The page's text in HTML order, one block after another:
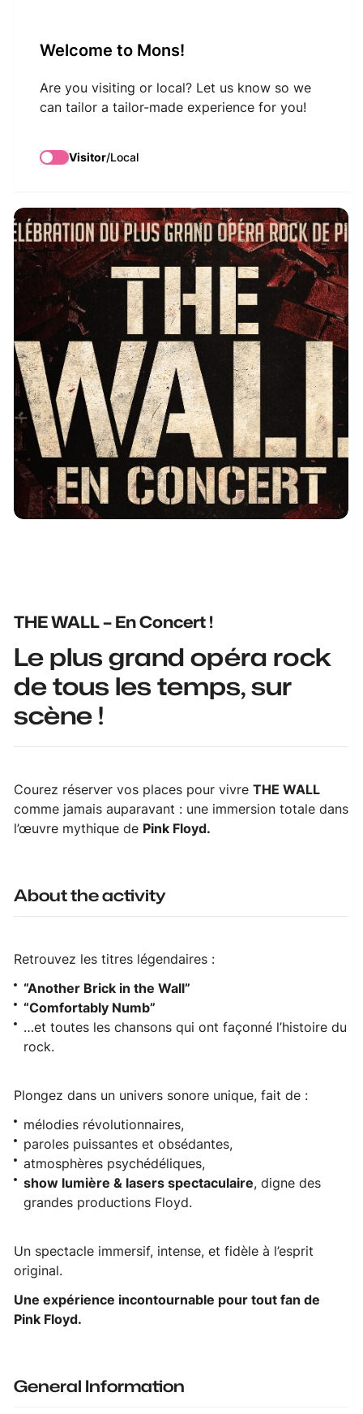
Welcome to Mons!
Are you visiting or local? Let us know so we
can tailor a tailor-made experience for you!
Visitor/Local
The Wall en concert
THE WALL – En Concert !
Le plus grand opéra rock
de tous les temps, sur
scène !
Courez réserver vos places pour vivreTHE WALL
comme jamais auparavant : une immersion totale dans
l’œuvre mythique de Pink Floyd.
About the activity
Retrouvez les titres légendaires :
“Another Brick in the Wall”
“Comfortably Numb”
…et toutes les chansons qui ont façonné l’histoire du
rock.
Plongez dans un univers sonore unique, fait de :
mélodies révolutionnaires,
paroles puissantes et obsédantes,
atmosphères psychédéliques,
show lumière & lasers spectaculaire, digne des
grandes productions Floyd.
Un spectacle immersif, intense, et fidèle à l’esprit
original.
Une expérience incontournable pour tout fan de
Pink Floyd.
General Information